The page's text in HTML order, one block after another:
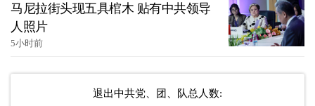
马尼拉街头现五具棺木 贴有中共领导
人照片
5小时前
退出中共党、团、队总人数: